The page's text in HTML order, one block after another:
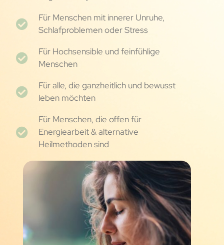
Für Menschen mit innerer Unruhe,
Schlafproblemen oder Stress
Für Hochsensible und feinfühlige
Menschen
Für alle, die ganzheitlich und bewusst
leben möchten
Für Menschen, die offen für
Energiearbeit & alternative
Heilmethoden sind